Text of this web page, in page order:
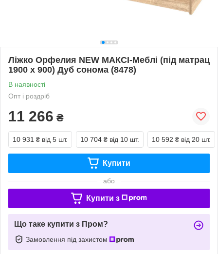
Ліжко Орфелия NEW МАКСІ-Меблі (під матрац
1900 х 900) Дуб сонома (8478)
В наявності
Опт і роздріб
11 266 ₴
10 931 ₴ від 5 шт. 10 704 ₴ від 10 шт. 10 592 ₴ від 20 шт.
Купити
або
Купити з
Що таке купити з Пром?
Замовлення під захистом